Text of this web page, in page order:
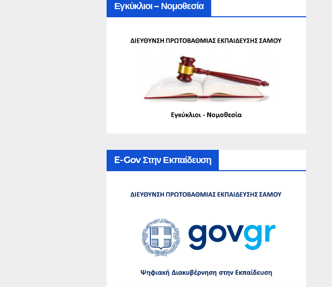
Εγκύκλιοι – Νομοθεσία
E-Gov Στην Εκπαίδευση